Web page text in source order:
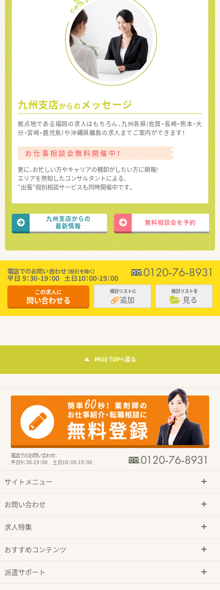
九州支店からの メッセージ
拠点地である福岡の求人はもちろん、九州各県(佐賀・長崎・熊本・大
分・宮崎・鹿児島）や沖縄県離島の求人までご案内ができます！
お仕事相談会無料開催中！
更に、お忙しい方やキャリアの棚卸がしたい方に朗報!
エリアを熟知したコンサルタントによる、
“出張”個別相談サービスも同時開催中です。
九州支店からの
最新情報
無料相談会を予約
この求人に
問い合わせる
検討リストに
追加
検討リストを
見る
PAGE TOPへ戻る
電話でのお問い合わせ：
平日9：30-19：00 土日10：00-19：00
サイトメニュー
お問い合わせ
求人特集
おすすめコンテンツ
派遣サポート